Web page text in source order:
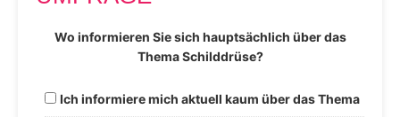
Wo informieren Sie sich hauptsächlich über das
Thema Schilddrüse?
Ich informiere mich aktuell kaum über das Thema